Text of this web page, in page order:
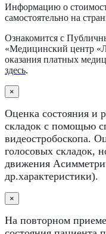
Информацию о
самостоятельно на
Ознакомится с
«Медицинский центр
оказания платных
здесь.
×
Оценка состояния и
складок с помощью
видеостробоскопа.
голосовых складок,
движения
др.характеристики).
×
На повторном